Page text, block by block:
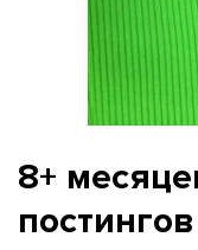
8+
постингов